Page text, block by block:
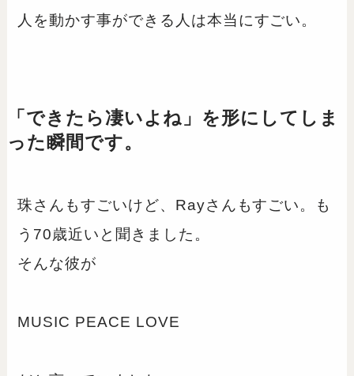
人を動かす事ができる人は本当にすごい。
「できたら凄いよね」を形にしてしま
った瞬間です。
珠さんもすごいけど、Rayさんもすごい。も
う70歳近いと聞きました。
そんな彼が
MUSIC PEACE LOVE